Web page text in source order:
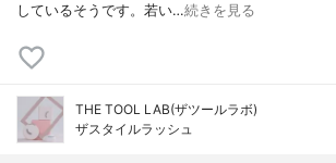
しているそうです。若い…続きを見る
THE TOOL LAB(ザツールラボ)
ザスタイルラッシュ